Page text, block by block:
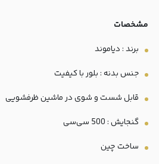
مشخصات
برند : دیاموند
جنس بدنه : بلور با کیفیت
قابل شست و شوی در ماشین ظرفشویی
گنجایش : 500 سی‌سی
ساخت چین